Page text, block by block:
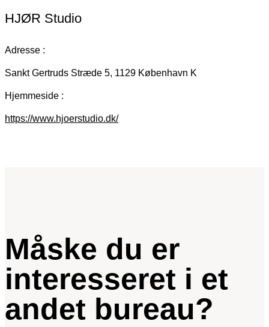
HJØR Studio
Adresse :
Sankt Gertruds Stræde 5, 1129 København K
Hjemmeside :
https://www.hjoerstudio.dk/
Måske du er
interesseret i et
andet bureau?